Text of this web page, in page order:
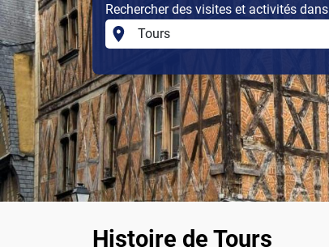
Rechercher des visites et activités dans
Histoire de Tours